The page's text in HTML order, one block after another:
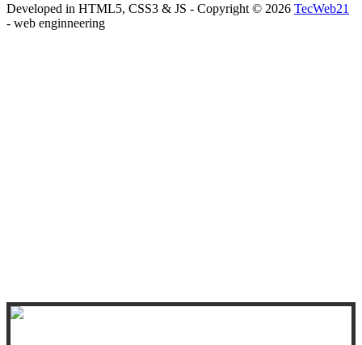
Developed in HTML5, CSS3 & JS - Copyright © 2026 TecWeb21
- web enginneering